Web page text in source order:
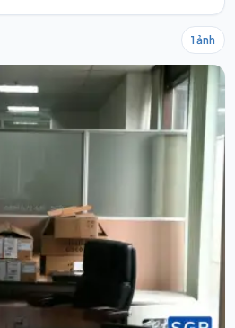
1 ảnh